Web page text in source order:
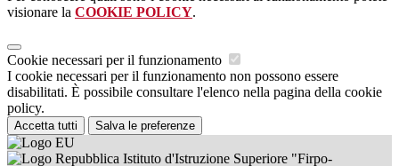
visionare la COOKIE POLICY.
Cookie necessari per il funzionamento
I cookie necessari per il funzionamento non possono essere
disabilitati. È possibile consultare l'elenco nella pagina della cookie
policy.
Accetta tutti Salva le preferenze
Istituto d'Istruzione Superiore "Firpo-